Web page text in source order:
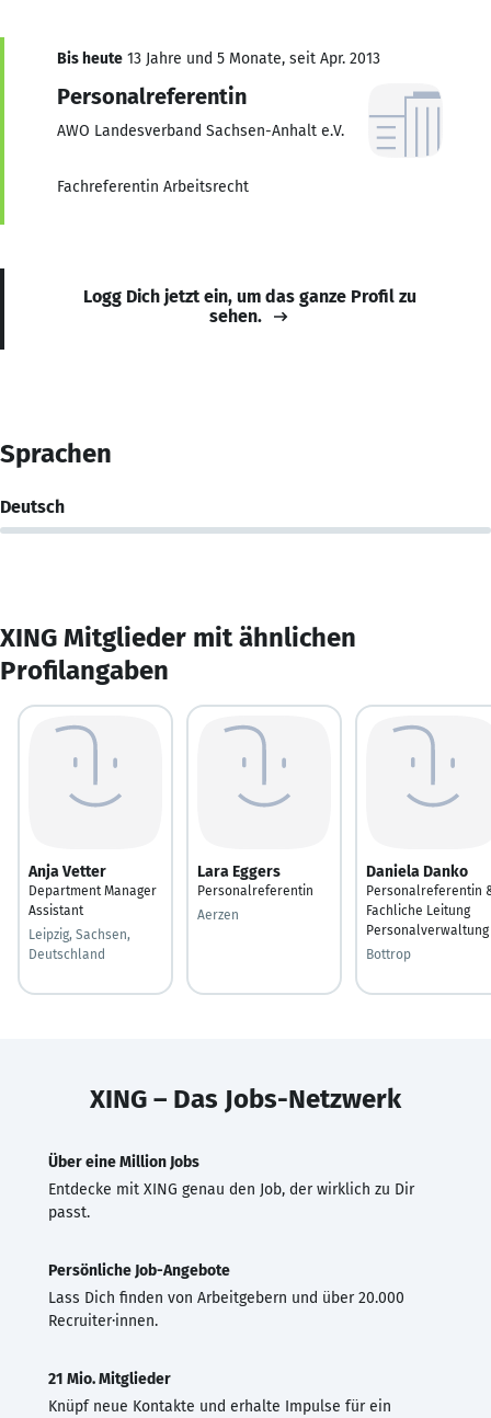
Bis heute 13 Jahre und 5 Monate, seit Apr. 2013
Personalreferentin
AWO Landesverband Sachsen-Anhalt e.V.
Fachreferentin Arbeitsrecht
Logg Dich jetzt ein, um das ganze Profil zu
sehen.
Sprachen
Deutsch
XING Mitglieder mit ähnlichen
Profilangaben
Anja Vetter
Department Manager
Assistant
Leipzig, Sachsen,
Deutschland
Lara Eggers
Personalreferentin
Aerzen
Daniela Danko
Personalreferentin
Fachliche Leitung
Personalverwaltung
Bottrop
XING – Das Jobs-Netzwerk
Über eine Million Jobs
Entdecke mit XING genau den Job, der wirklich zu Dir
passt.
Persönliche Job-Angebote
Lass Dich finden von Arbeitgebern und über 20.000
Recruiter·innen.
21 Mio. Mitglieder
Knüpf neue Kontakte und erhalte Impulse für ein